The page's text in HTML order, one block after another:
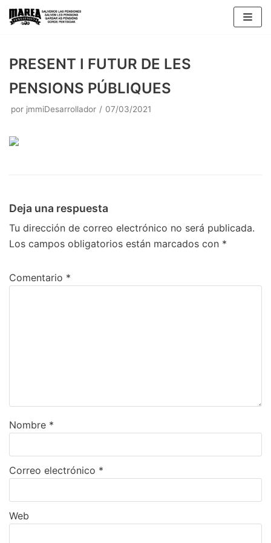
Saltar
PRESENT I FUTUR DE LES
PENSIONS PÚBLIQUES
por jmmiDesarrollador 07/03/2021
Deja una respuesta
Tu dirección de correo electrónico no será publicada.
Los campos obligatorios están marcados con *
Comentario *
Nombre *
Correo electrónico *
Web